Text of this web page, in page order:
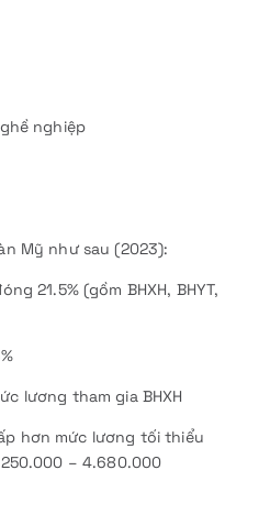
nghiệp
Mỹ như sau (2023):
21.5% (gồm BHXH, BHYT,
lương tham gia BHXH
hơn mức lương tối thiểu
– 4.680.000